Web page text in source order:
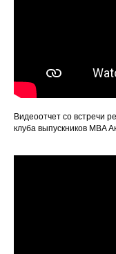
Видеоотчет со встречи
клуба выпускников MBA